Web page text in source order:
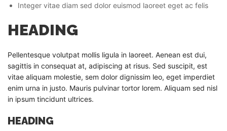
Integer vitae diam sed dolor euismod laoreet eget ac felis
HEADING
Pellentesque volutpat mollis ligula in laoreet. Aenean est dui,
sagittis in consequat at, adipiscing at risus. Sed suscipit, est
vitae aliquam molestie, sem dolor dignissim leo, eget imperdiet
enim urna in justo. Mauris pulvinar tortor lorem. Aliquam sed nisl
in ipsum tincidunt ultrices.
HEADING